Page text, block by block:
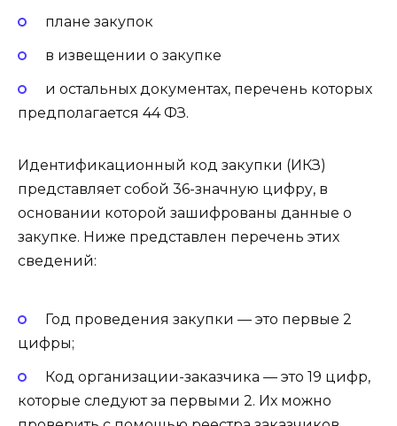
плане закупок
в извещении о закупке
и остальных документах, перечень которых
предполагается 44 ФЗ.
Идентификационный код закупки (ИКЗ)
представляет собой 36-значную цифру, в
основании которой зашифрованы данные о
закупке. Ниже представлен перечень этих
сведений:
Год проведения закупки — это первые 2
цифры;
Код организации-заказчика — это 19 цифр,
которые следуют за первыми 2. Их можно